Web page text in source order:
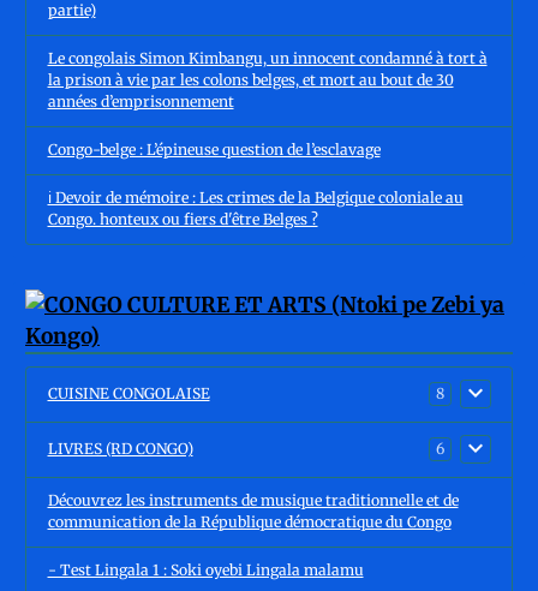
partie)
Le congolais Simon Kimbangu, un innocent condamné à tort à
la prison à vie par les colons belges, et mort au bout de 30
années d’emprisonnement
Congo-belge : L’épineuse question de l’esclavage
ℹ️ Devoir de mémoire : Les crimes de la Belgique coloniale au
Congo. honteux ou fiers d'être Belges ?
CUISINE CONGOLAISE 8
LIVRES (RD CONGO) 6
Découvrez les instruments de musique traditionnelle et de
communication de la République démocratique du Congo
- Test Lingala 1 : Soki oyebi Lingala malamu